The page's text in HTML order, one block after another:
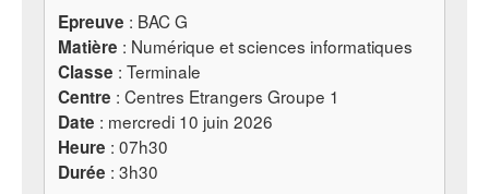
Epreuve : BACG
Matière : Numérique et sciences informatiques
Classe : Terminale
Centre : Centres Etrangers Groupe 1
Date : mercredi 10 juin 2026
Heure : 07h30
Durée : 3h30